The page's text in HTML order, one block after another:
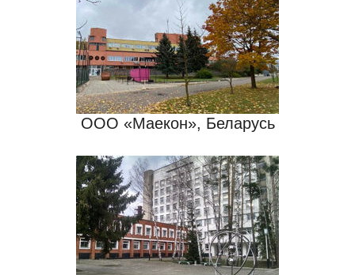
ООО «Маекон», Беларусь